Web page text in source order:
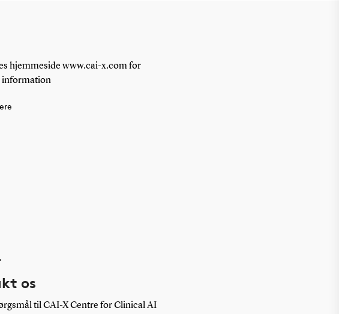
hjemmeside www.cai-x.com for
information
os
til CAI-X Centre for Clinical AI